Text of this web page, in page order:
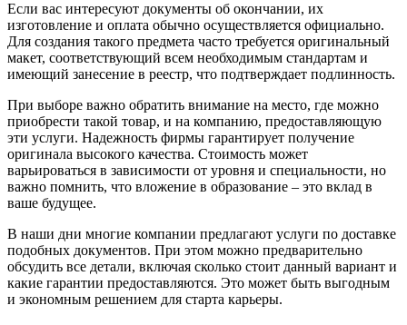
Если вас интересуют документы об окончании, их
изготовление и оплата обычно осуществляется официально.
Для создания такого предмета часто требуется оригинальный
макет, соответствующий всем необходимым стандартам и
имеющий занесение в реестр, что подтверждает подлинность.
При выборе важно обратить внимание на место, где можно
приобрести такой товар, и на компанию, предоставляющую
эти услуги. Надежность фирмы гарантирует получение
оригинала высокого качества. Стоимость может
варьироваться в зависимости от уровня и специальности, но
важно помнить, что вложение в образование – это вклад в
ваше будущее.
В наши дни многие компании предлагают услуги по доставке
подобных документов. При этом можно предварительно
обсудить все детали, включая сколько стоит данный вариант и
какие гарантии предоставляются. Это может быть выгодным
и экономным решением для старта карьеры.